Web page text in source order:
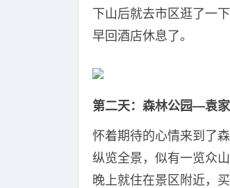
下山后就去市区逛了一
早回酒店休息了。
第二天：森林公园—袁
怀着期待的心情来到了
纵览全景，似有一览众
晚上就住在景区附近，